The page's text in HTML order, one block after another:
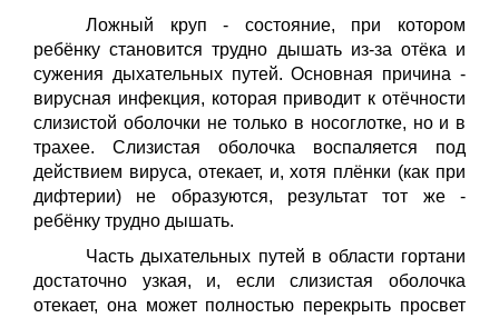
Ложный круп - состояние, при котором
ребёнку становится трудно дышать из-за отёка и
сужения дыхательных путей. Основная причина -
вирусная инфекция, которая приводит к отёчности
слизистой оболочки не только в носоглотке, но и в
трахее. Слизистая оболочка воспаляется под
действием вируса, отекает, и, хотя плёнки (как при
дифтерии) не образуются, результат тот же -
ребёнку трудно дышать.
Часть дыхательных путей в области гортани
достаточно узкая, и, если слизистая оболочка
отекает, она может полностью перекрыть просвет